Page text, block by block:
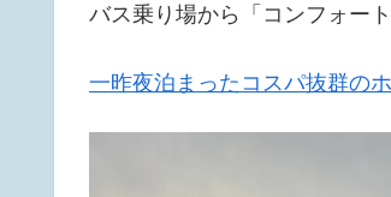
バス乗り場から「コンフォー
一昨夜泊まったコスパ抜群の